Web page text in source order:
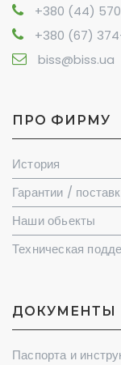
+380 (44)
+380 (67)
biss@biss.ua
ПРО ФИРМУ
История
Гарантии /
Наши обьекты
Техническая
ДОКУМЕНТЫ
Паспорта и